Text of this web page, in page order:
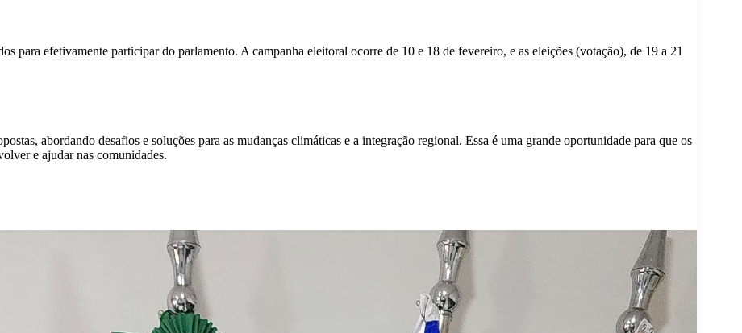
para efetivamente participar do parlamento. A campanha eleitoral ocorre de 10 e 18 de fevereiro, e as eleições (votação), de 19 a 21
abordando desafios e soluções para as mudanças climáticas e a integração regional. Essa é uma grande oportunidade para que os
e ajudar nas comunidades.